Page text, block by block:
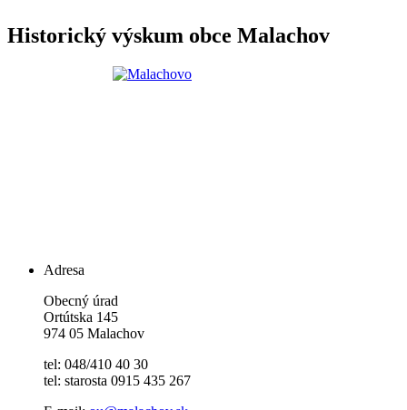
Historický výskum obce Malachov
Adresa
Obecný úrad
Ortútska 145
974 05 Malachov
tel: 048/410 40 30
tel: starosta 0915 435 267